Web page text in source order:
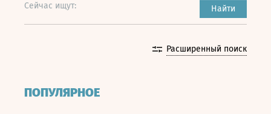
Сейчас ищут: Найти
Расширенный поиск
ПОПУЛЯРНОЕ